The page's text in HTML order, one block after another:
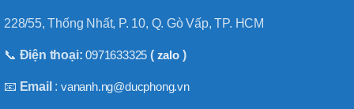
228/55, Thống Nhất, P. 10, Q. Gò Vấp, TP. HCM
📞 Điện thoại:0971633325 ( zalo)
📧 Email :vananh.ng@ducphong.vn